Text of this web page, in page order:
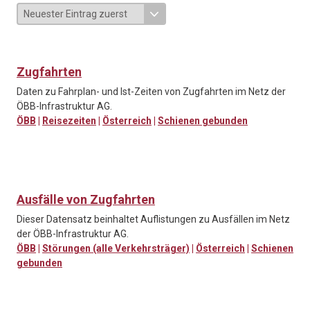
Zugfahrten
Daten zu Fahrplan- und Ist-Zeiten von Zugfahrten im Netz der
ÖBB-Infrastruktur AG.
ÖBB
Reisezeiten Österreich Schienen gebunden
Ausfälle von Zugfahrten
Dieser Datensatz beinhaltet Auflistungen zu Ausfällen im Netz
der ÖBB-Infrastruktur AG.
ÖBB
Störungen (alle Verkehrsträger) Österreich
Schienen
gebunden